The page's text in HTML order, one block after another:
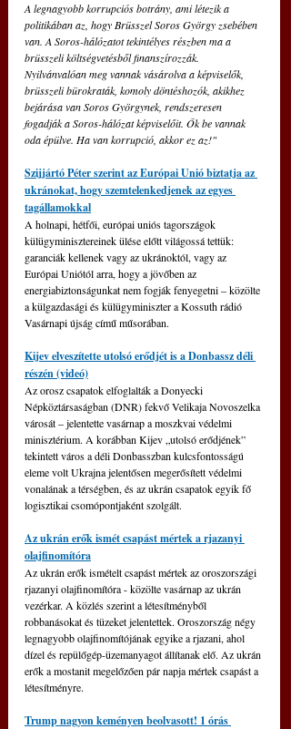
A legnagyobb korrupciós botrány, ami létezik a
politikában az, hogy Brüsszel Soros György zsebében
van. A Soros-hálózatot tekintélyes részben ma a
brüsszeli költségvetésből finanszírozzák.
Nyilvánvalóan meg vannak vásárolva a képviselők,
brüsszeli bürokraták, komoly döntéshozók, akikhez
bejárása van Soros Györgynek, rendszeresen
fogadják a Soros-hálózat képviselőit. Ők be vannak
oda épülve. Ha van korrupció, akkor ez az!"
Szijjártó Péter szerint az Európai Unió biztatja az
ukránokat, hogy szemtelenkedjenek az egyes
tagállamokkal
A holnapi, hétfői, európai uniós tagországok
külügyminisztereinek ülése előtt világossá tettük:
garanciák kellenek vagy az ukránoktól, vagy az
Európai Uniótól arra, hogy a jövőben az
energiabiztonságunkat nem fogják fenyegetni – közölte
a külgazdasági és külügyminiszter a Kossuth rádió
Vasárnapi újság című műsorában.
Kijev elveszítette utolsó erődjét is a Donbassz déli
részén (videó)
Az orosz csapatok elfoglalták a Donyecki
Népköztársaságban (DNR) fekvő Velikaja Novoszelka
városát – jelentette vasárnap a moszkvai védelmi
minisztérium. A korábban Kijev „utolsó erődjének”
tekintett város a déli Donbasszban kulcsfontosságú
eleme volt Ukrajna jelentősen megerősített védelmi
vonalának a térségben, és az ukrán csapatok egyik fő
logisztikai csomópontjaként szolgált.
Az ukrán erők ismét csapást mértek a rjazanyi
olajfinomítóra
Az ukrán erők ismételt csapást mértek az oroszországi
rjazanyi olajfinomítóra - közölte vasárnap az ukrán
vezérkar. A közlés szerint a létesítményből
robbanásokat és tüzeket jelentettek. Oroszország négy
legnagyobb olajfinomítójának egyike a rjazani, ahol
dízel és repülőgép-üzemanyagot állítanak elő. Az ukrán
erők a mostanit megelőzően pár napja mértek csapást a
létesítményre.
Trump nagyon keményen beolvasott! 1 órás